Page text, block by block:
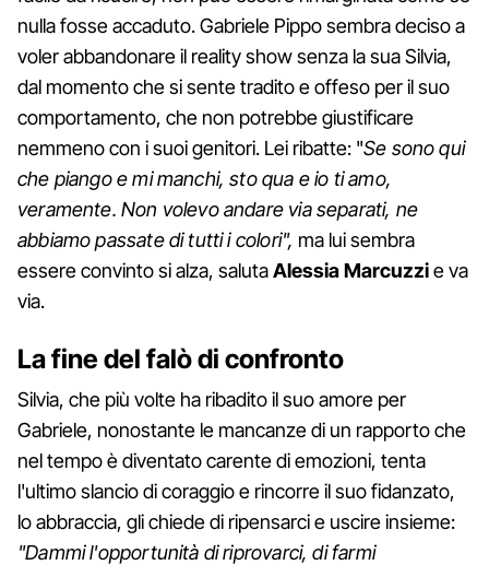
nulla fosse accaduto. Gabriele Pippo sembra deciso a
voler abbandonare il reality show senza la sua Silvia,
dal momento che si sente tradito e offeso per il suo
comportamento, che non potrebbe giustificare
nemmeno con i suoi genitori. Lei ribatte: "Se sono qui
che piango e mi manchi, sto qua e io ti amo,
veramente. Non volevo andare via separati, ne
abbiamo passate di tutti i colori", ma lui sembra
essere convinto si alza, salutaAlessia Marcuzzie va
via.
La fine del falò di confronto
Silvia, che più volte ha ribadito il suo amore per
Gabriele, nonostante le mancanze di un rapporto che
nel tempo è diventato carente di emozioni, tenta
l'ultimo slancio di coraggio e rincorre il suo fidanzato,
lo abbraccia, gli chiede di ripensarci e uscire insieme:
"Dammi l'opportunità di riprovarci, di farmi